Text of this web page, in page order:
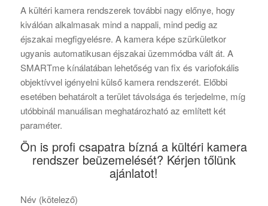
A kültéri kamera rendszerek további nagy előnye, hogy
kiválóan alkalmasak mind a nappali, mind pedig az
éjszakai megfigyelésre. A kamera képe szürkületkor
ugyanis automatikusan éjszakai üzemmódba vált át. A
SMARTme kínálatában lehetőség van fix és variofokális
objektívvel igényelni külső kamera rendszerét. Előbbi
esetében behatárolt a terület távolsága és terjedelme, míg
utóbbinál manuálisan meghatározható az említett két
paraméter.
Ön is profi csapatra bízná a kültéri kamera
rendszer beüzemelését? Kérjen tőlünk
ajánlatot!
Név (kötelező)